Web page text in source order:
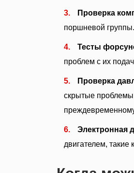
Проверка
поршневой группы.
Тесты
проблем с их
Проверка
скрытые проблемы
Электронная
двигателем, такие